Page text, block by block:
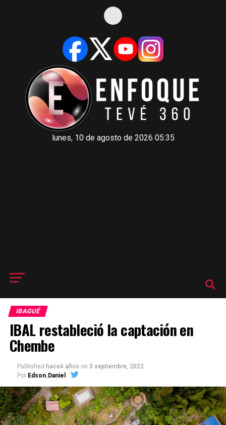
lunes, 10 de agosto de 2026 05:35
IBAGUÉ
IBAL restableció la captación en
Chembe
Published hace4 años on 3 septiembre, 2022
Por Edson.Daniel